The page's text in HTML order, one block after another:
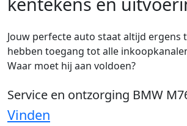
Jouw perfecte auto staat altijd ergens
hebben toegang tot alle
Waar moet hij aan voldoen?
Service en ontzorging BMW
Vinden